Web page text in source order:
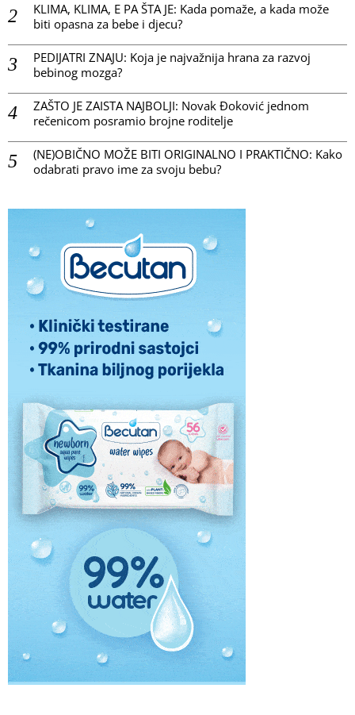
KLIMA, KLIMA, E PA ŠTA JE: Kada pomaže, a kada može
biti opasna za bebe i djecu?
PEDIJATRI ZNAJU: Koja je najvažnija hrana za razvoj
bebinog mozga?
ZAŠTO JE ZAISTA NAJBOLJI: Novak Đoković jednom
rečenicom posramio brojne roditelje
(NE)OBIČNO MOŽE BITI ORIGINALNO I PRAKTIČNO: Kako
odabrati pravo ime za svoju bebu?